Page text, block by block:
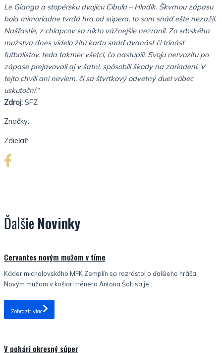
Le Gianga a stopérsku dvojicu Cibuľa – Hladík. Škvrnou zápasu
bola mimoriadne tvrdá hra od súpera, to som snáď ešte nezažil.
Našťastie, z chlapcov sa nikto vážnejšie nezranil. Zo srbského
mužstva dnes videlo žltú kartu snáď dvanásť či trinásť
futbalistov, teda takmer všetci, čo nastúpili. Svoju nervozitu po
zápase prejavovali aj v šatni, spôsobili škody na zariadení. V
tejto chvíli ani neviem, či sa štvrtkový odvetný duel vôbec
uskutoční.“
Zdroj: SFZ
Značky:
Zdieľať:
Ďalšie Novinky
Cervantes novým mužom v tíme
Káder michalovského MFK Zemplín sa rozrástol o ďalšieho hráča.
Novým mužom v košiari trénera Antona Šoltisa je...
Zobraziť viac
V pohári okresný súper